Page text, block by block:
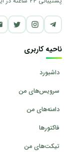
ناحیه کاربری
داشبورد
سرویس‌های من
دامنه‌های من
فاکتورها
تیکت‌های من